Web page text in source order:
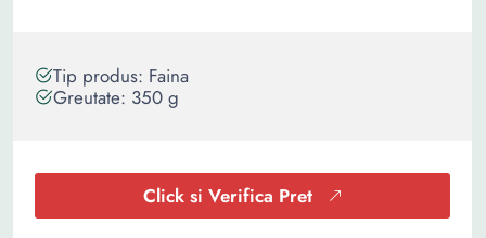
Tip produs: Faina
Greutate: 350 g
Click si Verifica Pret